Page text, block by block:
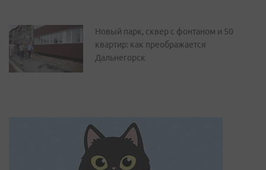
Новый парк, сквер с фонтаном и 50
квартир: как преображается
Дальнегорск